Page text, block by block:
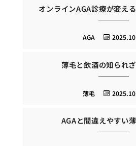
オンラインAGA診療が変え
AGA
薄毛と飲酒の知られ
薄毛
AGAと間違えやすい